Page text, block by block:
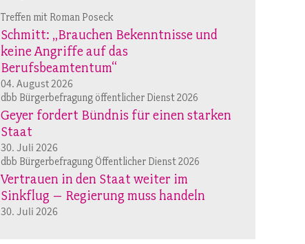
Treffen mit Roman Poseck
Schmitt: „Brauchen Bekenntnisse und
keine Angriffe auf das
Berufsbeamtentum“
04. August 2026
dbb Bürgerbefragung öffentlicher Dienst 2026
Geyer fordert Bündnis für einen starken
Staat
30. Juli 2026
dbb Bürgerbefragung Öffentlicher Dienst 2026
Vertrauen in den Staat weiter im
Sinkflug – Regierung muss handeln
30. Juli 2026